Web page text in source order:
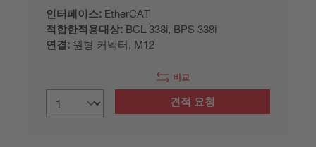
인터페이스: EtherCAT
적합한적용대상: BCL 338i, BPS 338i
연결: 원형 커넥터, M12
비교
견적 요청